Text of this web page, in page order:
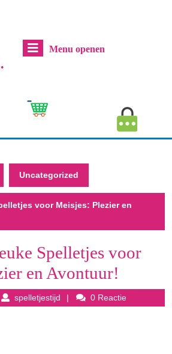
Menu openenMenu
Cart
Uncategorized
voor Meisjes: Plezier en
Spelletjes voor
en Avontuur!
spelletjestijd spelletjestijd0 Reactie